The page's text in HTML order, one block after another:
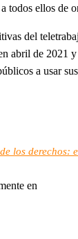
todos ellos de
del
abril de 2021
a usar
los derechos:
en